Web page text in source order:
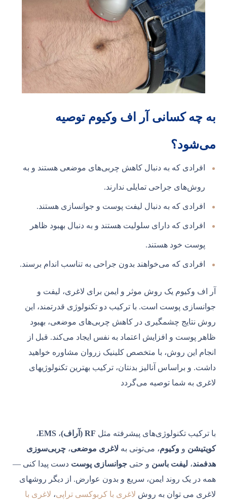
به چه کسانی آر اف وکیوم توصیه
می‌شود؟
افرادی که به دنبال کاهش چربی‌های موضعی هستند و به
روش‌های جراحی تمایلی ندارند.
افرادی که به دنبال لیفت پوست و جوانسازی هستند.
افرادی که دارای سلولیت هستند و به دنبال بهبود ظاهر
پوست خود هستند.
افرادی که می‌خواهند بدون جراحی به تناسب اندام برسند.
آر اف وکیوم یک روش موثر و ایمن برای لاغری، لیفت و
جوانسازی پوست است. با ترکیب دو تکنولوژی قدرتمند، این
روش نتایج چشمگیری در کاهش چربی‌های موضعی، بهبود
ظاهر پوست و افزایش اعتماد به نفس ایجاد می‌کند. قبل از
انجام این روش، با متخصص کلینیک زروان مشاوره خواهید
داشت. و براساس آنالیز بدنتان، ترکیب بهترین تکنولوژیهای
لاغری به شما توصیه می‌گردد
با ترکیب تکنولوژی‌های پیشرفته مثل RF (آراف) ،EMS،
کویتیشن ووکیوم، می‌تونی بهلاغری موضعی،چربی‌سوزی
هدفمند، لیفت باسن و حتیجوانسازی پوست دست پیدا کنی —
همه در یک روند ایمن، سریع و بدون عوارض. از دیگر روشهای
لاغری می توان به روش لاغری با کربوکسی تراپی، لاغری با